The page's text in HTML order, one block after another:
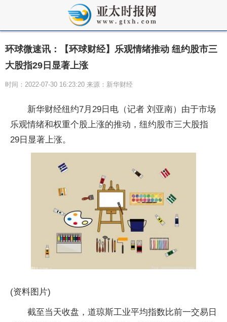
环球微速讯：【环球财经】乐观情绪推动 纽约股市三
大股指29日显著上涨
时间：2022-07-30 16:23:20 来源：新华财经
新华财经纽约7月29日电（记者 刘亚南）由于市场
乐观情绪和权重个股上涨的推动，纽约股市三大股指
29日显著上涨。
(资料图片)
截至当天收盘，道琼斯工业平均指数比前一交易日